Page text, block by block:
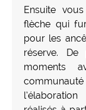
Ensuite
flèche qui
pour les
réserve. De
moments